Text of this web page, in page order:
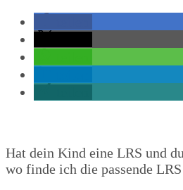
Hat dein Kind eine LRS und
wo finde ich die passende